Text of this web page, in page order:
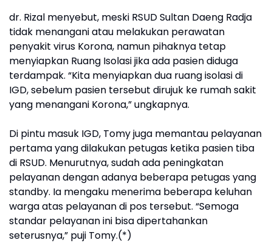
dr. Rizal menyebut, meski RSUD Sultan Daeng Radja
tidak menangani atau melakukan perawatan
penyakit virus Korona, namun pihaknya tetap
menyiapkan Ruang Isolasi jika ada pasien diduga
terdampak. “Kita menyiapkan dua ruang isolasi di
IGD, sebelum pasien tersebut dirujuk ke rumah sakit
yang menangani Korona,” ungkapnya.
Di pintu masuk IGD, Tomy juga memantau pelayanan
pertama yang dilakukan petugas ketika pasien tiba
di RSUD. Menurutnya, sudah ada peningkatan
pelayanan dengan adanya beberapa petugas yang
standby. Ia mengaku menerima beberapa keluhan
warga atas pelayanan di pos tersebut. “Semoga
standar pelayanan ini bisa dipertahankan
seterusnya,” puji Tomy.(*)